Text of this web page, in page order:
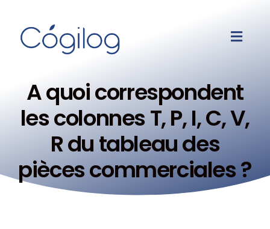
A quoi correspondent
les colonnes T, P, I, C, V,
R du tableau des
pièces commerciales ?